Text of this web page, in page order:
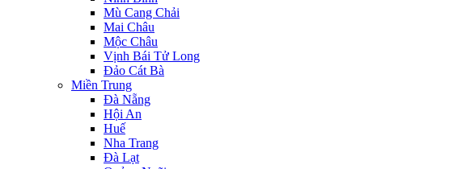
Mù Cang Chải
Mai Châu
Mộc Châu
Vịnh Bái Tử Long
Đảo Cát Bà
Miền Trung
Đà Nẵng
Hội An
Huế
Nha Trang
Đà Lạt